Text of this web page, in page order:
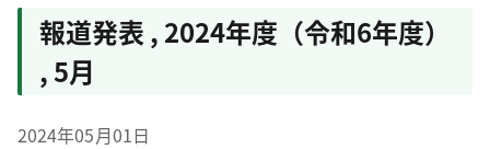
報道発表 , 2024年度（令和6年度）
,5月
2024年05月01日